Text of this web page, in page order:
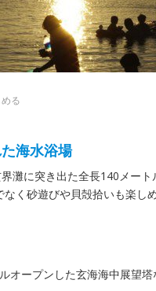
る
海水浴場
灘に突き出た全長140メー
く砂遊びや貝殻拾いも楽し
オープンした玄海海中展望